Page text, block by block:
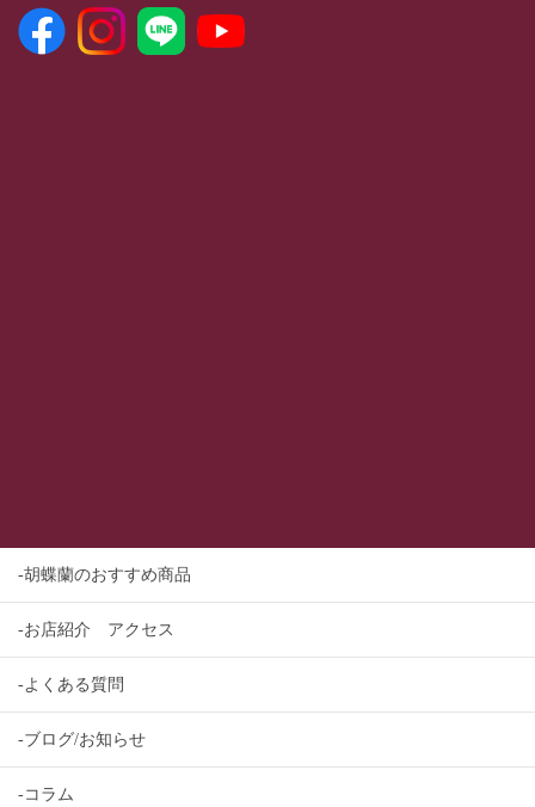
-胡蝶蘭のおすすめ商品
-お店紹介 アクセス
-よくある質問
-ブログ/お知らせ
-コラム